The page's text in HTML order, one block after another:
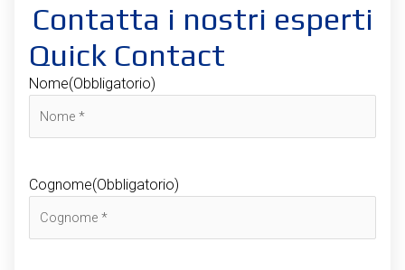
Contatta i nostri esperti
Quick Contact
Nome(Obbligatorio)
Cognome(Obbligatorio)